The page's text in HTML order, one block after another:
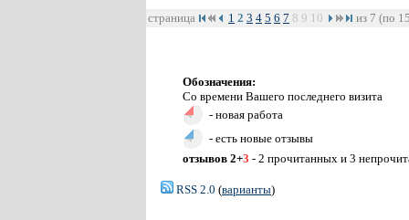
страница 1 2 3 4 5 6 7 8 9 10 из 7 (по
Обозначения:
Со времени Вашего последнего визита
- новая работа
- есть новые отзывы
отзывов 2+3 - 2 прочитанных и 3
RSS 2.0 (варианты)